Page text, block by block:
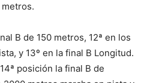
B de 150 metros, 12ª en los
y 13º en la final B Longitud.
posición la final B de